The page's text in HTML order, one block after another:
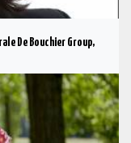
De Bouchier Group,